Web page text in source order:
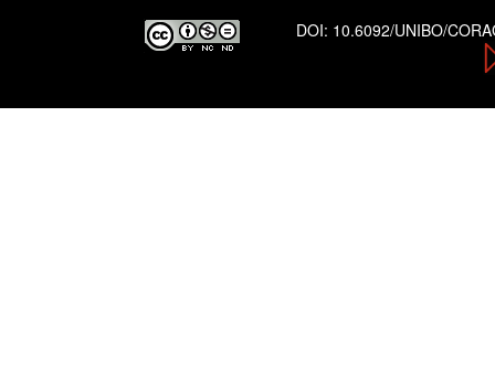
DOI: 10.6092/UNIBO/